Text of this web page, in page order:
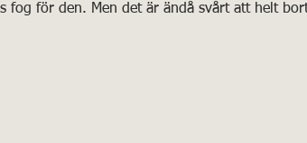
fog för den. Men det är ändå svårt att helt